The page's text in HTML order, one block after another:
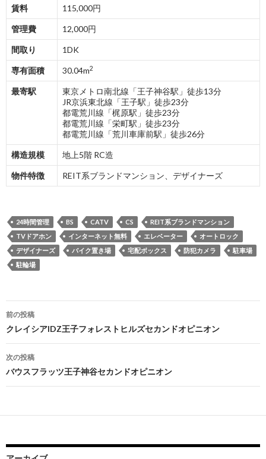
賃料 115,000円
管理費 12,000円
間取り 1DK
専有面積 30.04m2
最寄駅
東京メトロ南北線「王子神谷駅」徒歩13分
JR京浜東北線「王子駅」徒歩23分
都電荒川線「梶原駅」徒歩23分
都電荒川線「栄町駅」徒歩23分
都電荒川線「荒川車庫前駅」徒歩26分
構造規模 地上5階 RC造
物件特徴 REIT系ブランドマンション、デザイナーズ
24時間管理 BS CATV CS
REIT系ブランドマンション
TVドアホン
インターネット無料 エレベーター
オートロック
デザイナーズ
バイク置き場 宅配ボックス 防犯カメラ
駐車場
駐輪場
投
稿
ナ
ビ
ゲ
ー
前の投稿
クレイシアIDZ王子フォレストヒルズセカンドオピニオン
次の投稿
バウスフラッツ王子神谷セカンドオピニオン